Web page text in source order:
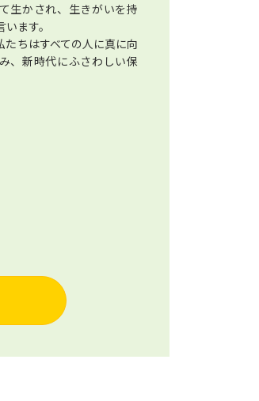
生かされ、生きがいを持
ます。
ちはすべての人に真に向
、新時代にふさわしい保